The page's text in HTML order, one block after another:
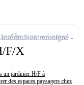
F/X
un jardinier H/F à
des espaces paysagers chez
IntérimNon renseigné
offre à ma sélection